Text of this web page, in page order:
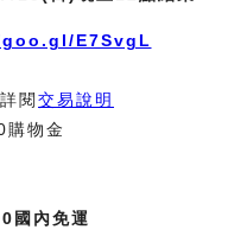
E7SvgL
閱交易說明
購物金
國內免運